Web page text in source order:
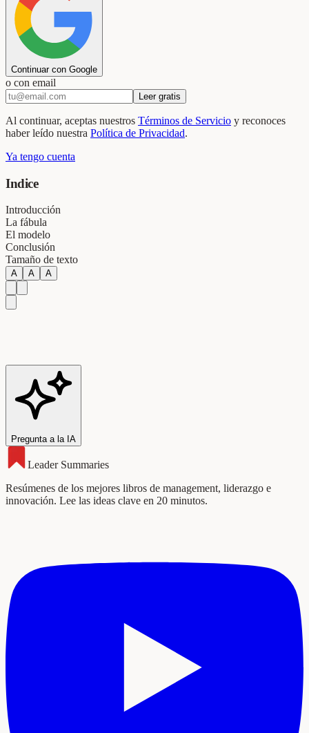
Continuar con Google
o con email
Leer gratis
Al continuar, aceptas nuestros Términos de Servicio y reconoces
haber leído nuestra Política de Privacidad.
Ya tengo cuenta
Indice
Introducción
La fábula
El modelo
Conclusión
Tamaño de texto
A A A
Pregunta a la IA
Leader Summaries
Resúmenes de los mejores libros de management, liderazgo e
innovación. Lee las ideas clave en 20 minutos.